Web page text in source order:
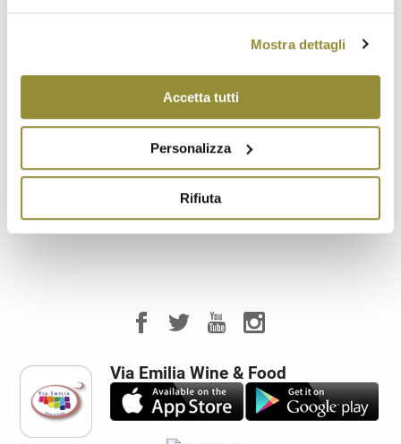
Mostra dettagli
Accetta tutti
Personalizza
Rifiuta
Accostamento cibo/vino: primi piatti, carni rosse ai
I vini a denominazione di origine controllata Colli di
Romagna Centrale Rosso che hanno subito un
invecchiamento non inferiore a ventiquattro mesi,
anche in contenitori di legno, possono portare in
etichetta la
Via Emilia Wine & Food